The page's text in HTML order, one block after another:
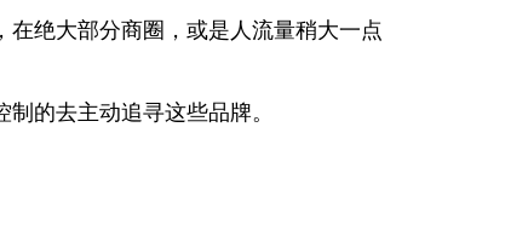
绝大部分商圈，或是人流量稍大一点
的去主动追寻这些品牌。